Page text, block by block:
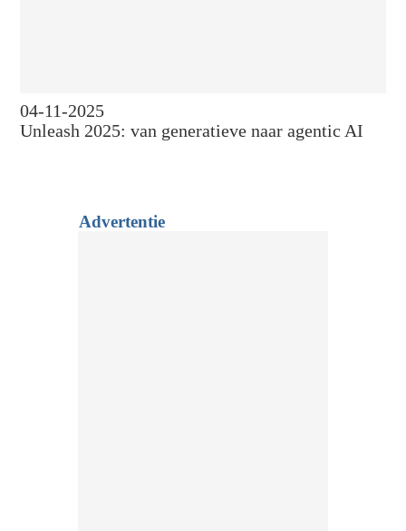
04-11-2025
Unleash 2025: van generatieve naar agentic AI
Advertentie